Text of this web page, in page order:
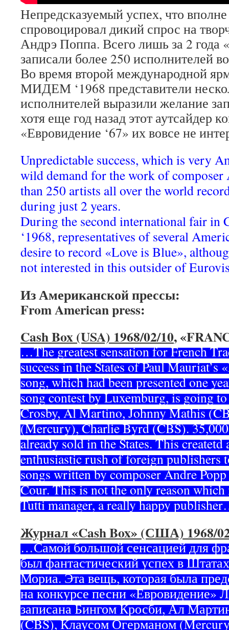
Непредсказуемый успех, что
спровоцировал дикий спрос на
Андрэ Поппа. Всего лишь за 2 года
записали более 250 исполнителей
Во время второй международной
МИДЕМ ‘1968 представители
исполнителей выразили желание
хотя еще год назад этот аутсайдер
«Евровидение ‘67» их вовсе не
Unpredictable success, which is very
wild demand for the work of composer
than 250 artists all over the world
during just 2 years.
During the second international fair in
‘1968, representatives of several
desire to record «Love is Blue»,
not interested in this outsider of
Из Американской прессы:
From American press:
Cash Box (USA) 1968/02/10,
…The greatest sensation for French
success in the States of Paul Mauriat’s
song, which had been presented one
song contest by Luxemburg, is going
Crosby, Al Martino, Johnny Mathis
(Mercury), Charlie Byrd (CBS). 35,000
already sold in the States. This
enthusiastic rush of foreign publishers
songs written by composer Andre
Cour. This is not the only reason which
Tutti manager, a really happy
Журнал «Cash Box» (США) 1968/
…Самой большой сенсацией для
был фантастический успех в
Мориа. Эта вещь, которая была
на конкурсе песни «Евровидение»
записана Бингом Кросби, Ал
(CBS), Клаусом Огерманом